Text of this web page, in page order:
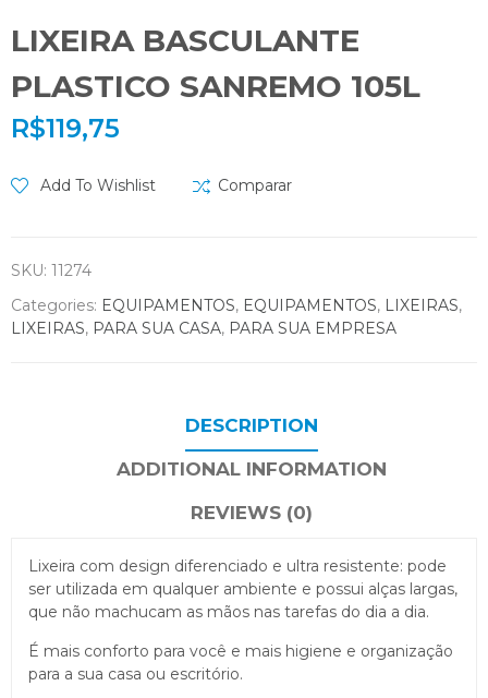
LIXEIRA BASCULANTE
PLASTICO SANREMO 105L
R$119,75
Add To Wishlist Comparar
SKU: 11274
Categories: EQUIPAMENTOS, EQUIPAMENTOS, LIXEIRAS,
LIXEIRAS, PARA SUA CASA, PARA SUA EMPRESA
DESCRIPTION
ADDITIONAL INFORMATION
REVIEWS (0)
Lixeira com design diferenciado e ultra resistente: pode
ser utilizada em qualquer ambiente e possui alças largas,
que não machucam as mãos nas tarefas do dia a dia.
É mais conforto para você e mais higiene e organização
para a sua casa ou escritório.